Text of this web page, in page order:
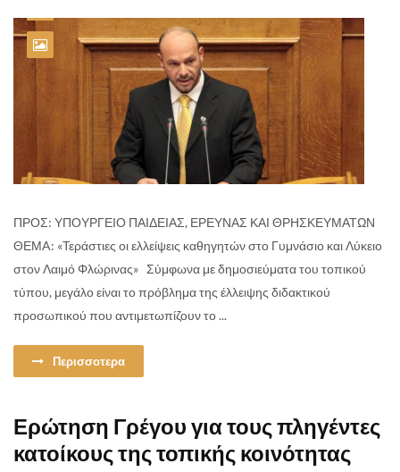
ΠΡΟΣ: ΥΠΟΥΡΓΕΙΟ ΠΑΙΔΕΙΑΣ, ΕΡΕΥΝΑΣ ΚΑΙ ΘΡΗΣΚΕΥΜΑΤΩΝ
ΘΕΜA: «Τεράστιες οι ελλείψεις καθηγητών στο Γυμνάσιο και Λύκειο
στον Λαιμό Φλώρινας» Σύμφωνα με δημοσιεύματα του τοπικού
τύπου, μεγάλο είναι το πρόβλημα της έλλειψης διδακτικού
προσωπικού που αντιμετωπίζουν το ...
Περισσοτερα
Ερώτηση Γρέγου για τους πληγέντες
κατοίκους της τοπικής κοινότητας